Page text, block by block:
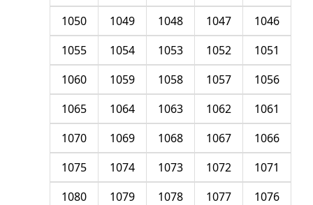
1046
1047
1048
1049
1050
1051
1052
1053
1054
1055
1056
1057
1058
1059
1060
1061
1062
1063
1064
1065
1066
1067
1068
1069
1070
1071
1072
1073
1074
1075
1076
1077
1078
1079
1080